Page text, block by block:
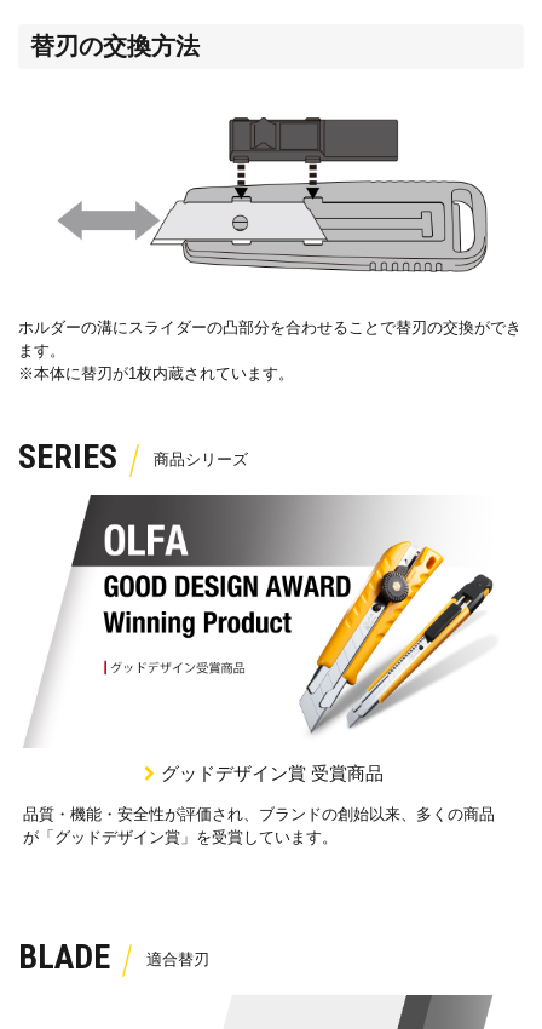
替刃の交換方法
ホルダーの溝にスライダーの凸部分を合わせることで替刃の交換ができ
ます。
※本体に替刃が1枚内蔵されています。
SERIES
グッドデザイン賞 受賞商品
品質・機能・安全性が評価され、ブランドの創始以来、多くの商品
が「グッドデザイン賞」を受賞しています。
BLADE